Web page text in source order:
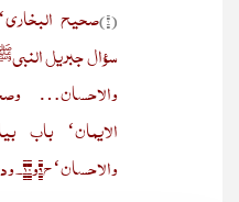
(۲) صحیح
سؤال جبریل
والاحسان…
الایمان‘ باب
والاحسان‘ ح۹و۱۰۔ ودیگر کتب احادیث۔